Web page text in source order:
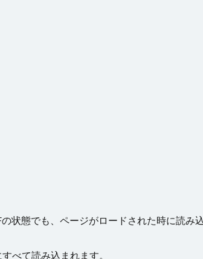
状態でも、ページがロードされた時に読み
べて読み込まれます。